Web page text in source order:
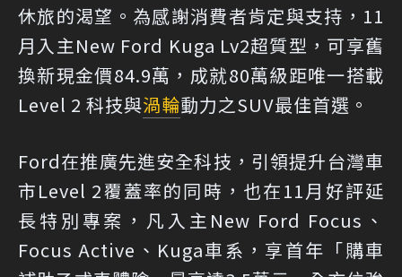
休旅的渴望。為感謝消費者肯定與支持，11
月入主New Ford Kuga Lv2超質型，可享舊
換新現金價84.9萬，成就80萬級距唯一搭載
Level 2 科技與渦輪動力之SUV最佳首選。
Ford在推廣先進安全科技，引領提升台灣車
市Level 2覆蓋率的同時，也在11月好評延
長特別專案，凡入主New Ford Focus、
Focus Active、Kuga車系，享首年「購車